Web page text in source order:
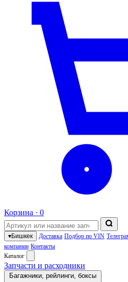
Корзина · 0
▾Бишкек Доставка Подбор по VIN
компании Контакты
Каталог
Запчасти и расходники
Багажники, рейлинги, боксы